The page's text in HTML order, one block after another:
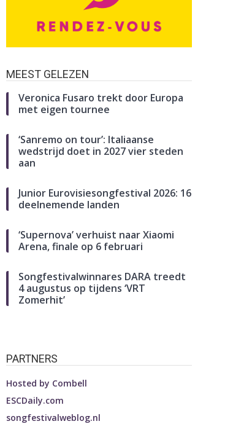
MEEST GELEZEN
Veronica Fusaro trekt door Europa
met eigen tournee
‘Sanremo on tour’: Italiaanse
wedstrijd doet in 2027 vier steden
aan
Junior Eurovisiesongfestival 2026: 16
deelnemende landen
‘Supernova’ verhuist naar Xiaomi
Arena, finale op 6 februari
Songfestivalwinnares DARA treedt
4 augustus op tijdens ‘VRT
Zomerhit’
PARTNERS
Hosted by Combell
ESCDaily.com
songfestivalweblog.nl